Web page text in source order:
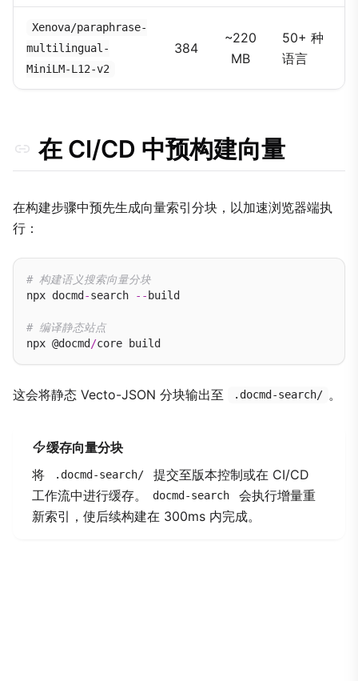
Xenova/paraphrase-
multilingual-
MiniLM-L12-v2
384
~220
MB
50+ 种
语言
在 CI/CD 中预构建向量
在构建步骤中预先生成向量索引分块，以加速浏览器端执
行：
# 构建语义搜索向量分块
npx docmd -search -- build
# 编译静态站点
npx @docmd /
这会将静态 Vecto-JSON 分块输出至 .docmd-search/ 。
缓存向量分块
将
.docmd-search/
提交至版本控制或在 CI/CD
工作流中进行缓存。
docmd-search
会执行增量重
新索引，使后续构建在 300ms 内完成。